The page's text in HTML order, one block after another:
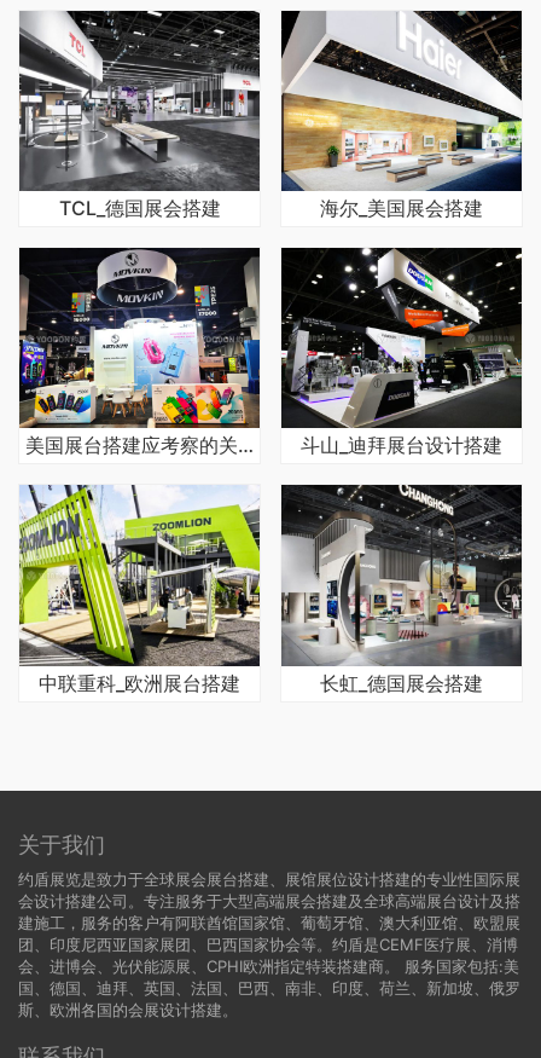
TCL_德国展会搭建 海尔_美国展会搭建
美国展台搭建应考察的关键点 斗山_迪拜展台设计搭建
中联重科_欧洲展台搭建 长虹_德国展会搭建
关于我们
约盾展览是致力于全球展会展台搭建、展馆展位设计搭建的专业性国际展
会设计搭建公司。专注服务于大型高端展会搭建及全球高端展台设计及搭
建施工，服务的客户有阿联酋馆国家馆、葡萄牙馆、澳大利亚馆、欧盟展
团、印度尼西亚国家展团、巴西国家协会等。约盾是CEMF医疗展、消博
会、进博会、光伏能源展、CPHI欧洲指定特装搭建商。 服务国家包括:美
国
德国 、迪拜、英国、法国、巴西、南非、印度、荷兰、新加坡、俄罗
斯、欧洲各国的会展设计搭建。